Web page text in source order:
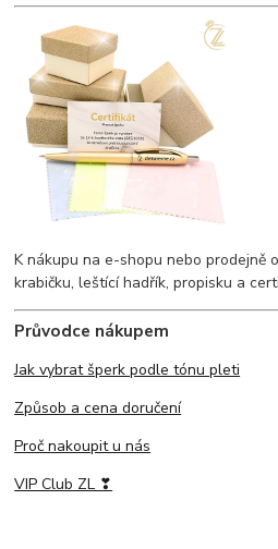
K nákupu na e-shopu nebo prodejně
krabičku, leštící hadřík, propisku a
Průvodce nákupem
Jak vybrat šperk podle tónu pleti
Způsob a cena doručení
Proč nakoupit u nás
VIP Club ZL ❣